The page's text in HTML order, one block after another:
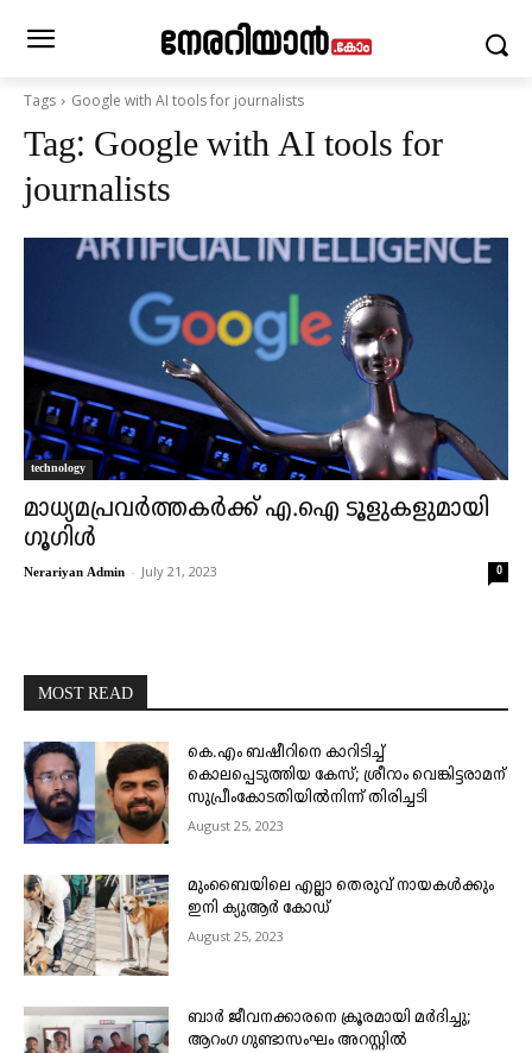
Tags Google with AI tools for journalists
Tag: Google with AI tools for
journalists
technology
മാധ്യമപ്രവർത്തകർക്ക് എ.ഐ ടൂളുകളുമായി
ഗൂഗിൾ
Nerariyan Admin - July 21, 2023 0
MOST READ
കെ.എം ബഷീറിനെ കാറിടിച്ച്
കൊലപ്പെടുത്തിയ കേസ്; ശ്രീറാം വെങ്കിട്ടരാമന്
സുപ്രീംകോടതിയിൽനിന്ന് തിരിച്ചടി
August 25, 2023
മുംബൈയിലെ എല്ലാ തെരുവ് നായകൾക്കും
ഇനി ക്യുആർ കോഡ്
August 25, 2023
ബാർ ജീവനക്കാരനെ ക്രൂരമായി മർദിച്ചു;
ആറംഗ ഗുണ്ടാസംഘം അറസ്റ്റിൽ